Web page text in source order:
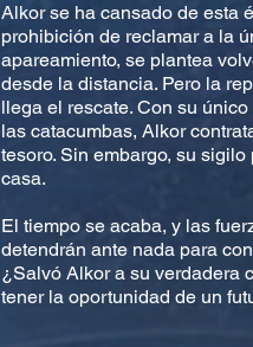
Alkor se ha cansado de esta
prohibición de reclamar a la
apareamiento, se plantea
desde la distancia. Pero la
llega el rescate. Con su
las catacumbas, Alkor
tesoro. Sin embargo, su
casa.
El tiempo se acaba, y las
detendrán ante nada para
¿Salvó Alkor a su verdadera
tener la oportunidad de un